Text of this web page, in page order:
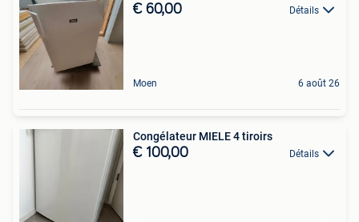
€ 60,00 Détails
Moen 6 août 26
Congélateur MIELE 4 tiroirs
€ 100,00 Détails